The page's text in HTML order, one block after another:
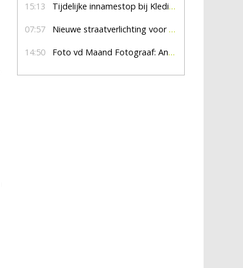
15:13 Tijdelijke innamestop bij Kledingbank Stefania
07:57 Nieuwe straatverlichting voor De Veldmaat en De Pas
14:50 Foto vd Maand Fotograaf: Anna Jalving